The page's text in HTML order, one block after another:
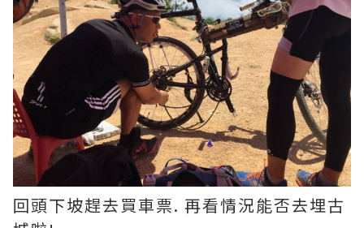
回頭下坡趕去買車票. 再看情況能否去埋古